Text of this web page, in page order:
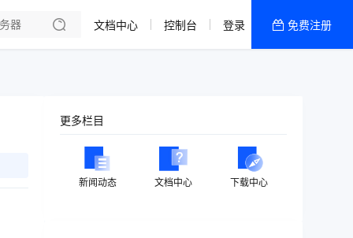
香港特价大宽带
文档中心 控制台 登录 免费注册
更多栏目
新闻动态 文档中心 下载中心